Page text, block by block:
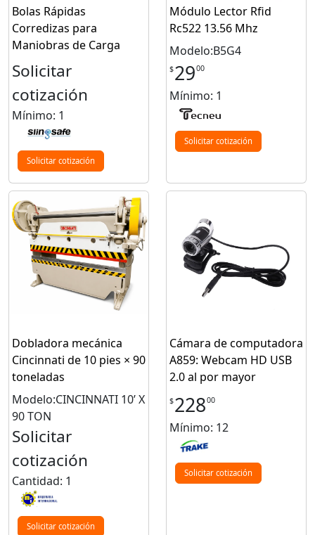
Bolas Rápidas
Corredizas para
Maniobras de Carga
Solicitar
cotización
Mínimo: 1
Solicitar cotización
Módulo Lector Rfid
Rc522 13.56 Mhz
Modelo:B5G4
$2900
Mínimo: 1
Solicitar cotización
Dobladora mecánica
Cincinnati de 10 pies × 90
toneladas
Modelo:CINCINNATI 10’ X
90 TON
Solicitar
cotización
Cantidad: 1
Solicitar cotización
Cámara de computadora
A859: Webcam HD USB
2.0 al por mayor
$22800
Mínimo: 12
Solicitar cotización